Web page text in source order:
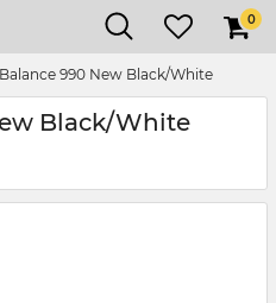
0
990 New Black/White
Black/White